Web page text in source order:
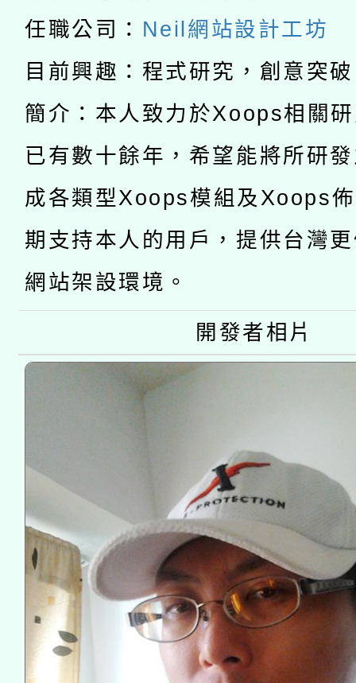
礎課程
A3數位素養講師名單
「數位內容與教學軟體
pilot」
有關大陸委員會函釋公
薪期間赴陸應申請許可
轉知經濟部水利署委託
業技術研究院辦理「
用水績優單位及節水達
動」
桃園市孔廟祈福系列
開 智慧啟航」
2026年桃園地景藝術
任職公司： Neil網站設計工坊
目前興趣：程式研究，創意突
簡介：本人致力於Xoops相關
已有數十餘年，希望能將所研
成各類型Xoops模組及Xoops
期支持本人的用戶，提供台灣
網站架設環境。
開發者相片